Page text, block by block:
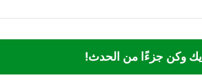
وكن جزءًا من الحدث!